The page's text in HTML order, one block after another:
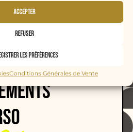
Accepter
Refuser
les préférences
Conditions Générales de Vente